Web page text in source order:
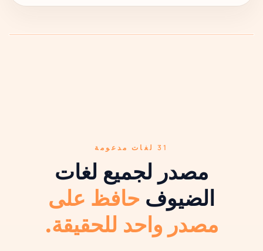
31 لغات مدعومة
مصدر لجميع لغات
الضيوف حافظ على
مصدر واحد للحقيقة.